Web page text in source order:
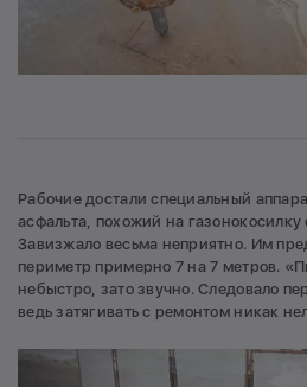
Рабочие достали специальный
асфальта, похожий на
Завизжало весьма неприятно. Им
периметр примерно 7 на 7 метров.
небыстро, зато звучно. Следовало
ведь затягивать с ремонтом никак